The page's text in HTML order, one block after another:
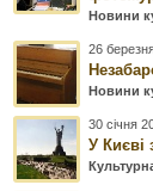
Новини
26
Новини
30 січня
У Києві